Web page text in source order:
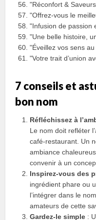
"Réconfort &
"Offrez-vous le
"Infusion de passion
"Une belle histoire,
"Éveillez vos sens
"Votre trait d’union
7 conseils et
bon nom
Réfléchissez à
Le nom doit refléter
café-restaurant. Un
ambiance
convenir à un
Inspirez-vous des
ingrédient phare ou
l’intégrer dans le
amateurs de cette
Gardez-le simple :